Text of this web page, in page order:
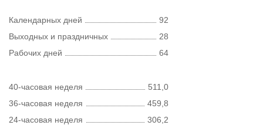
Календарных дней
92
Выходных и праздничных
28
Рабочих дней
64
40-часовая неделя
511,0
36-часовая неделя
459,8
24-часовая неделя
306,2